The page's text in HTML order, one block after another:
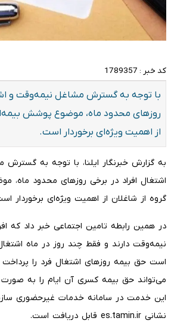
کد خبر : 1789357
با توجه به گسترش مشاغل نیمه‌وقت و
روزهای محدود ماه، موضوع پوشش
از اهمیت ویژه‌ای برخوردار است.
به گزارش خبرنگار ایلنا، با توجه به
اشتغال افراد در برخی روزهای محدود ماه،
گروه از شاغلان از اهمیت ویژه‌ای برخوردار
در همین رابطه تامین اجتماعی خبر داد که
نیمه‌وقت دارند و فقط چند روز در ماه
است حق بیمه روزهای اشتغال فرد را
می‌تواند حق بیمه کسری آن ایام را به صورت
این خدمت در سامانه خدمات غیرحضوری
نشانی es.tamin.ir قابل دریافت است.